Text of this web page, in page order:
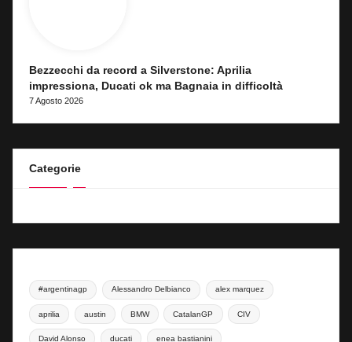
Bezzecchi da record a Silverstone: Aprilia
impressiona, Ducati ok ma Bagnaia in difficoltà
7 Agosto 2026
Categorie
#argentinagp Alessandro Delbianco alex marquez
aprilia austin BMW CatalanGP CIV
David Alonso ducati enea bastianini